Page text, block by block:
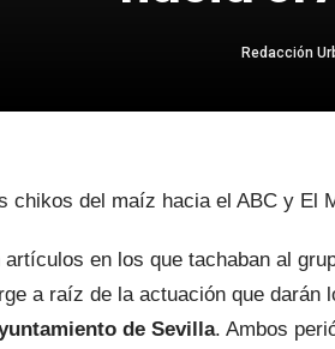
Redacción
artículos en los que tachaban al
a raíz de la actuación que darán
de Sevilla. Ambos